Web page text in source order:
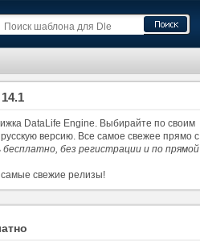
DataLife Engine. Выбирайте по своим
версию. Все самое свежее прямо с
без регистрации и по прямой
самые свежие релизы!